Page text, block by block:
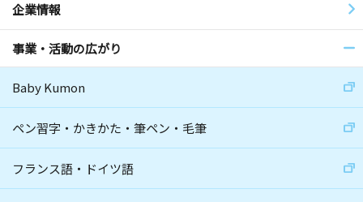
企業情報
事業・活動の広がり
Baby Kumon
ペン習字・かきかた・筆ペン・毛筆
フランス語・ドイツ語